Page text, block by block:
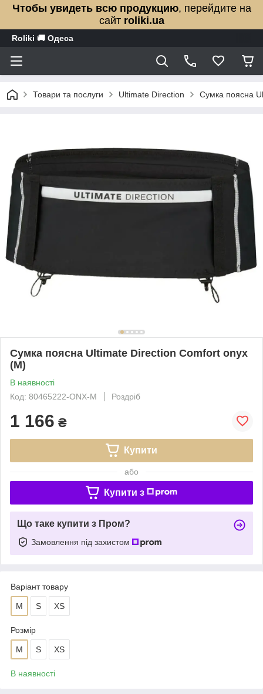
Чтобы увидеть всю продукцию, перейдите на
сайт roliki.ua
Roliki 🚚 Одеса
Товари та послуги Ultimate Direction Сумка поясна
Сумка поясна Ultimate Direction Comfort onyx
(M)
В наявності
Код: 80465222-ONX-M
Роздріб
1 166 ₴
Купити
або
Купити з
Що таке купити з Пром?
Замовлення під захистом
Варіант товару
M S XS
Розмір
M S XS
В наявності